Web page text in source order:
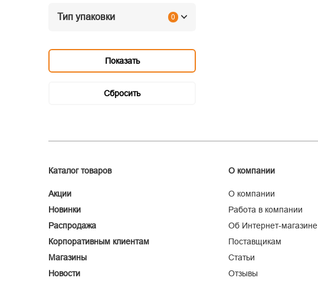
Тип упаковки 0
Каталог товаров
Акции
Новинки
Распродажа
Корпоративным клиентам
Магазины
Новости
О компании
О компании
Работа в компании
Об Интернет-магазине
Поставщикам
Статьи
Отзывы